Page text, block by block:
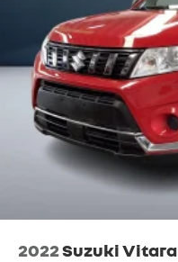
2022Suzuki Vitara